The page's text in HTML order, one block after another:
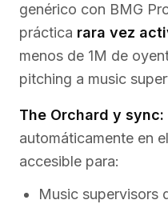
genérico con BMG
práctica rara vez
menos de 1M de
pitching a music
The Orchard y sync:
automáticamente en el
accesible para:
Music supervisors